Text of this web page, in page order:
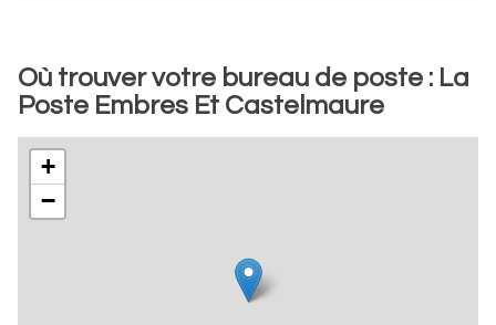
Où trouver votre bureau de poste : La
Poste Embres Et Castelmaure
+
−